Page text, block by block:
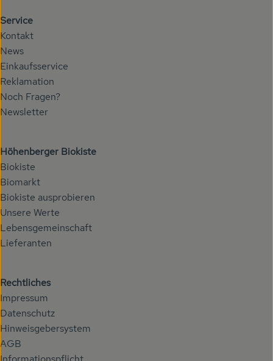
Service
Kontakt
News
Einkaufsservice
Reklamation
Noch Fragen?
Newsletter
Höhenberger Biokiste
Biokiste
Biomarkt
Biokiste ausprobieren
Unsere Werte
Lebensgemeinschaft
Lieferanten
Rechtliches
Impressum
Datenschutz
Hinweisgebersystem
AGB